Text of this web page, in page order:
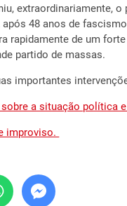
extraordinariamente, o
48 anos de
rapidamente de um
partido de massas.
importantes
a situação política
improviso.